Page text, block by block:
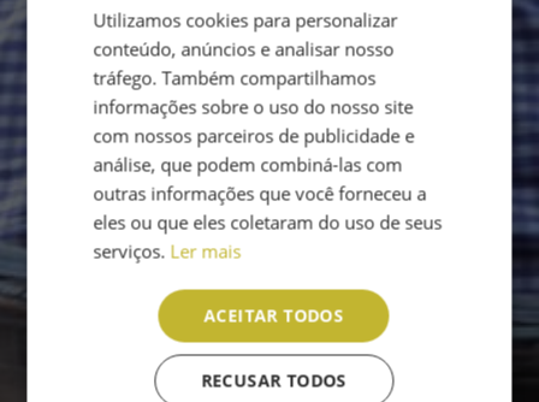
Utilizamos cookies para personalizar
conteúdo, anúncios e analisar nosso
tráfego. Também compartilhamos
informações sobre o uso do nosso site
com nossos parceiros de publicidade e
análise, que podem combiná-las com
outras informações que você forneceu a
eles ou que eles coletaram do uso de seus
serviços. Ler mais
ACEITAR TODOS
RECUSAR TODOS